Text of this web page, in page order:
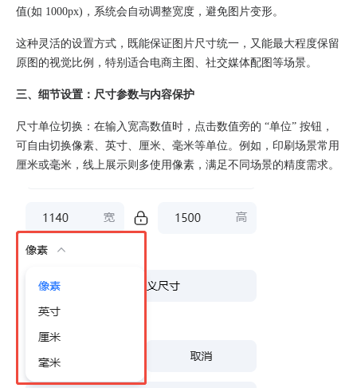
值(如 1000px)，系统会自动调整宽度，避免图片变形。
这种灵活的设置方式，既能保证图片尺寸统一，又能最大程度保留
原图的视觉比例，特别适合电商主图、社交媒体配图等场景。
三、细节设置：尺寸参数与内容保护
尺寸单位切换：在输入宽高数值时，点击数值旁的 “单位” 按钮，
可自由切换像素、英寸、厘米、毫米等单位。例如，印刷场景常用
厘米或毫米，线上展示则多使用像素，满足不同场景的精度需求。